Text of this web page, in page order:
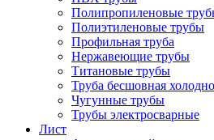
Полипропиленовые
Полиэтиленовые трубы
Профильная труба
Нержавеющие трубы
Титановые трубы
Труба бесшовная
Чугунные трубы
Трубы электросварные
Лист